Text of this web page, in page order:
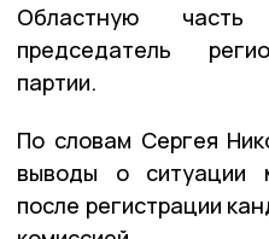
Областную часть
председатель
партии.
По словам Сергея
выводы о ситуации
после регистрации